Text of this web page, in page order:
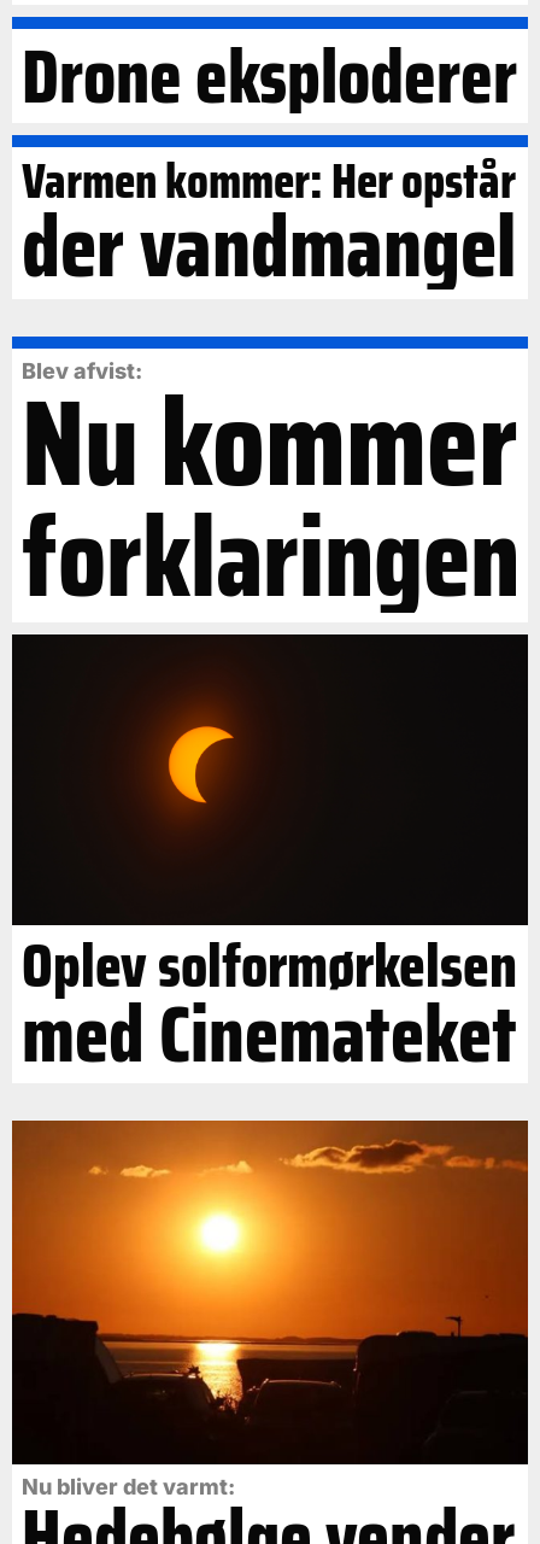
Drone eksploderer
Varmen kommer: Her opstår
der vandmangel
Blev afvist:
Nu kommer
forklaringen
Oplev solformørkelsen
med Cinemateket
Nu bliver det varmt: